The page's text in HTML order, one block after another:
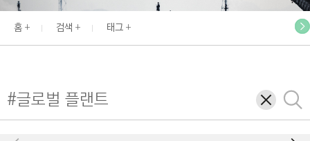
E
N
N
E
홈 검색 태그
삭
제
검
색